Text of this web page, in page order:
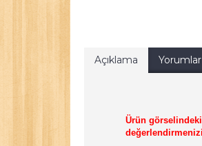
Açıklama
Ürün görselindeki